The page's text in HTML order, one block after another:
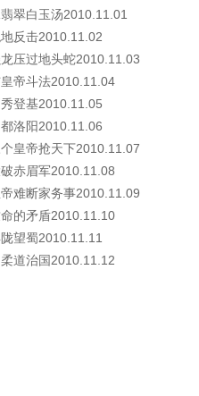
翠白玉汤2010.11.01
反击2010.11.02
压过地头蛇2010.11.03
皇帝斗法2010.11.04
登基2010.11.05
洛阳2010.11.06
皇帝抢天下2010.11.07
赤眉军2010.11.08
难断家务事2010.11.09
命的矛盾2010.11.10
望蜀2010.11.11
道治国2010.11.12